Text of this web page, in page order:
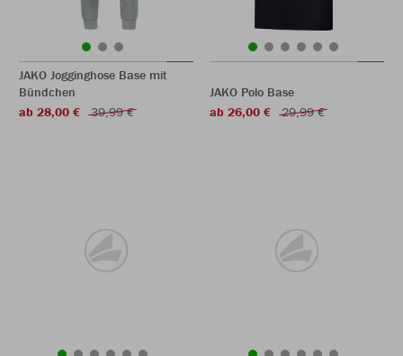
JAKO Jogginghose Base mit
Bündchen
ab 28,00 €
39,99 €
JAKO Polo Base
ab 26,00 €
29,99 €